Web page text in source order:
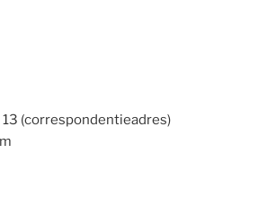
(correspondentieadres)